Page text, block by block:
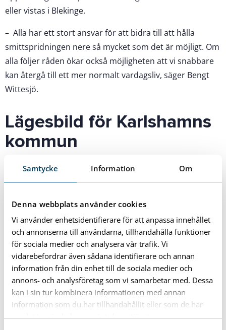
Samtycke Information Om
Denna webbplats använder cookies
Vi använder enhetsidentifierare för att anpassa innehållet
och annonserna till användarna, tillhandahålla funktioner
för sociala medier och analysera vår trafik. Vi
vidarebefordrar även sådana identifierare och annan
information från din enhet till de sociala medier och
annons- och analysföretag som vi samarbetar med. Dessa
kan i sin tur kombinera informationen med annan
information som du har tillhandahållit eller som de har
samlat in när du har använt deras tjänster.
eller vistas i Blekinge.
– Alla har ett stort ansvar för att bidra till att hålla
smittspridningen nere så mycket som det är möjligt. Om
alla följer råden ökar också möjligheten att vi snabbare
kan återgå till ett mer normalt vardagsliv, säger Bengt
Wittesjö.
Lägesbild för Karlshamns
kommun
Blekinge och Karlshamn är goda exempel nationellt
gällande att hålla smittan utanför våra särskilda
hygienrutinerna avsevärt efter utbildningsinsatser från
vår medicinskt ansvarig sjuksköterska och med stöd av
utbildningsmaterial från bland annat Socialstyrelsen,
säger kommunens stabschef Mats Hadartz.
Den gångna veckan har ett fåtal nya smittade inom de
kommunala verksamheterna konstaterats. I de flesta fall
handlar det om personal som varit sjukskrivna en tid